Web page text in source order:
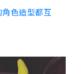
色造型都互